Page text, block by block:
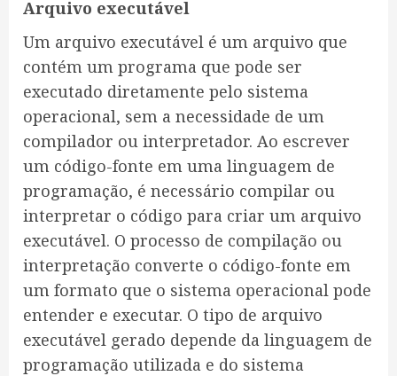
Arquivo executável
Um arquivo executável é um arquivo que
contém um programa que pode ser
executado diretamente pelo sistema
operacional, sem a necessidade de um
compilador ou interpretador. Ao escrever
um código-fonte em uma linguagem de
programação, é necessário compilar ou
interpretar o código para criar um arquivo
executável. O processo de compilação ou
interpretação converte o código-fonte em
um formato que o sistema operacional pode
entender e executar. O tipo de arquivo
executável gerado depende da linguagem de
programação utilizada e do sistema